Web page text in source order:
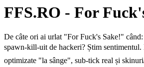
FFS.RO - For
De câte ori ai urlat "For Fuck's Sake!"
spawn-kill-uit de hackeri? Știm
optimizate "la sânge", sub-tick real și